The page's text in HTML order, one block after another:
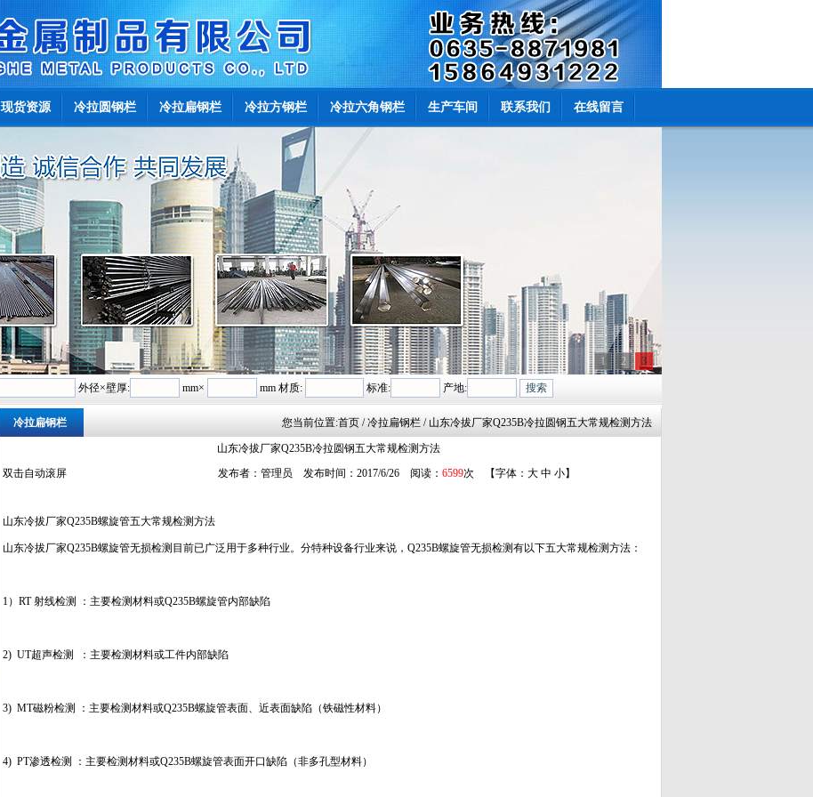
现货资源 冷拉圆钢栏 冷拉扁钢栏 冷拉方钢栏 冷拉六角钢栏 生产车间 联系我们 在线留言
1 2 3
外径×壁厚: mm× mm 材质: 标准: 产地:
冷拉扁钢栏 您当前位置:首页 / 冷拉扁钢栏 / 山东冷拔厂家Q235B冷拉圆钢五大常规检测方法
山东冷拔厂家Q235B冷拉圆钢五大常规检测方法
双击自动滚屏
发布者：管理员 发布时间：2017/6/26 阅读： 6599次 【字体： 大 中 小】
山东冷拔厂家Q235B螺旋管五大常规检测方法
山东冷拔厂家Q235B螺旋管无损检测目前已广泛用于多种行业。分特种设备行业来说，Q235B螺旋管无损检测有以下五大常规检测方法：
1）RT 射线检测 ：主要检测材料或Q235B螺旋管内部缺陷
2) UT超声检测 ：主要检测材料或工件内部缺陷
3) MT磁粉检测 ：主要检测材料或Q235B螺旋管表面、近表面缺陷（铁磁性材料）
4) PT渗透检测 ：主要检测材料或Q235B螺旋管表面开口缺陷（非多孔型材料）